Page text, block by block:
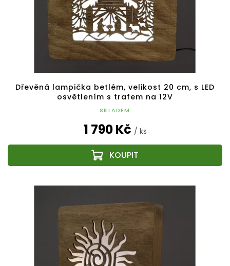
Dřevěná lampička betlém, velikost 20 cm, s LED
osvětlením s trafem na 12V
SKLADEM
1 790 Kč / ks